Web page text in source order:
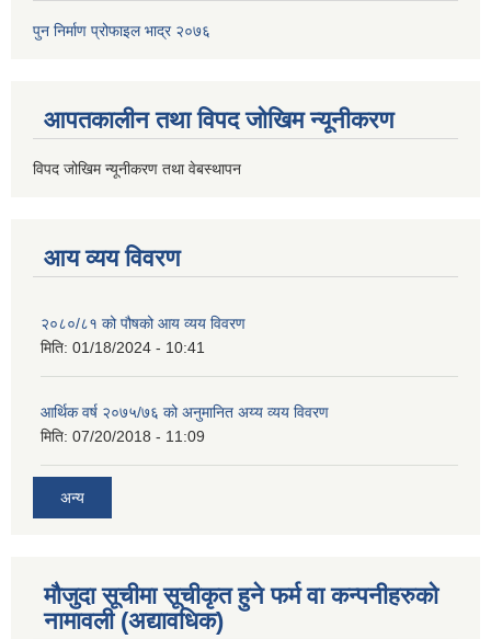
पुन निर्माण प्रोफाइल भाद्र २०७६
आपतकालीन तथा विपद जोखिम न्यूनीकरण
विपद जोखिम न्यूनीकरण तथा वेबस्थापन
आय व्यय विवरण
२०८०/८१ को पौषको आय व्यय विवरण
मिति: 01/18/2024 - 10:41
आर्थिक वर्ष २०७५/७६ को अनुमानित अय्य व्यय विवरण
मिति: 07/20/2018 - 11:09
अन्य
मौजुदा सूचीमा सूचीकृत हुने फर्म वा कन्पनीहरुको
नामावली (अद्यावधिक)